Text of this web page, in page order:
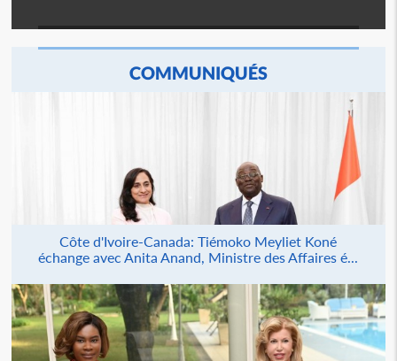
COMMUNIQUÉS
Côte d'Ivoire-Canada: Tiémoko Meyliet Koné
échange avec Anita Anand, Ministre des Affaires é...